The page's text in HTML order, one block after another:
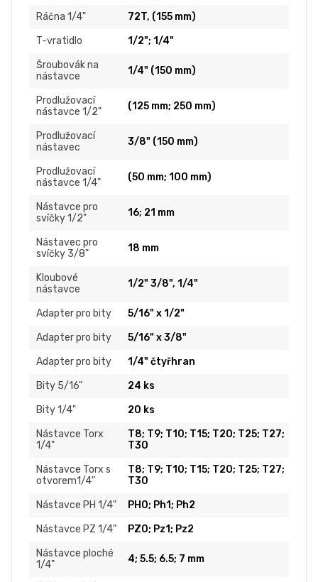
Ráčna 1/4"
72T, (155 mm)
T-vratidlo
1/2"; 1/4"
Šroubovák na
nástavce
1/4" (150 mm)
Prodlužovací
nástavce 1/2"
(125 mm; 250 mm)
Prodlužovací
nástavec
3/8" (150 mm)
Prodlužovací
nástavce 1/4"
(50 mm; 100 mm)
Nástavce pro
svíčky 1/2"
16; 21 mm
Nástavec pro
svíčky 3/8"
18 mm
Kloubové
nástavce
1/2" 3/8", 1/4"
Adapter pro bity
5/16" x 1/2"
Adapter pro bity
5/16" x 3/8"
Adapter pro bity
1/4" čtyřhran
Bity 5/16"
24 ks
Bity 1/4"
20 ks
Nástavce Torx
1/4"
T8; T9; T10; T15; T20; T25; T27;
T30
Nástavce Torx s
otvorem1/4"
T8; T9; T10; T15; T20; T25; T27;
T30
Nástavce PH 1/4"
PH0; Ph1; Ph2
Nástavce PZ 1/4"
PZ0; Pz1; Pz2
Nástavce ploché
1/4"
4; 5.5; 6.5; 7 mm